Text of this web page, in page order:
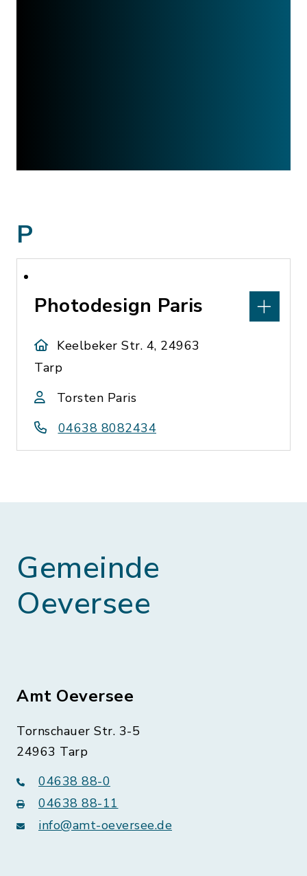
P
Photodesign Paris
Keelbeker Str. 4, 24963
Tarp
Torsten Paris
04638 8082434
Gemeinde
Oeversee
Amt Oeversee
Tornschauer Str. 3-5
24963 Tarp
04638 88-0
04638 88-11
info@amt-oeversee.de